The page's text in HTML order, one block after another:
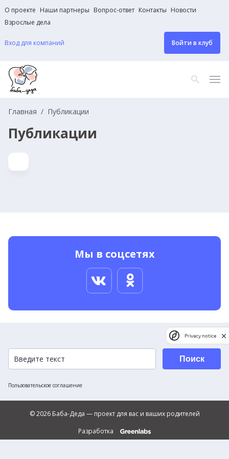
О проекте Наши партнеры Вопрос-ответ Контакты Новости
Взрослые дела
Вход для компаний Войти в клуб
Главная Публикации
Публикации
Мы в соцсетях
Пользовательское соглашение
Поиск
© 2026 Баба-Деда — проект для вас и ваших родителей
Разработка
Privacy notice